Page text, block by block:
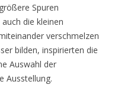
Spuren
die kleinen
verschmelzen
bilden, inspirierten die
Auswahl der
Ausstellung.